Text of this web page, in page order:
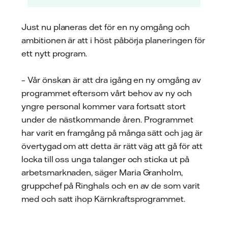
Just nu planeras det för en ny omgång och
ambitionen är att i höst påbörja planeringen för
ett nytt program.
– Vår önskan är att dra igång en ny omgång av
programmet eftersom vårt behov av ny och
yngre personal kommer vara fortsatt stort
under de nästkommande åren. Programmet
har varit en framgång på många sätt och jag är
övertygad om att detta är rätt väg att gå för att
locka till oss unga talanger och sticka ut på
arbetsmarknaden, säger Maria Granholm,
gruppchef på Ringhals och en av de som varit
med och satt ihop Kärnkraftsprogrammet.